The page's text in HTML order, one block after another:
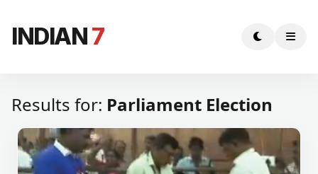
INDIAN7
Results for: Parliament Election